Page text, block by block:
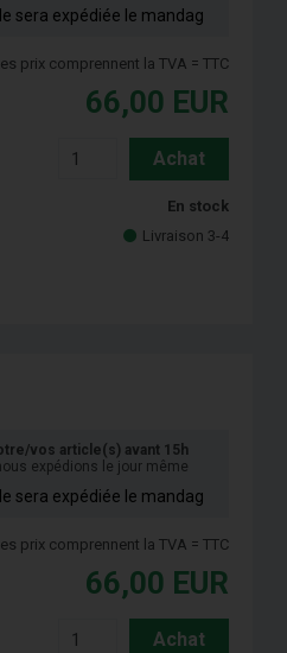
sera expédiée le mandag
prix comprennent la TVA = TTC
66,00 EUR
Achat
En stock
Livraison 3-4
vos article(s) avant 15h
expédions le jour même
sera expédiée le mandag
prix comprennent la TVA = TTC
66,00 EUR
Achat